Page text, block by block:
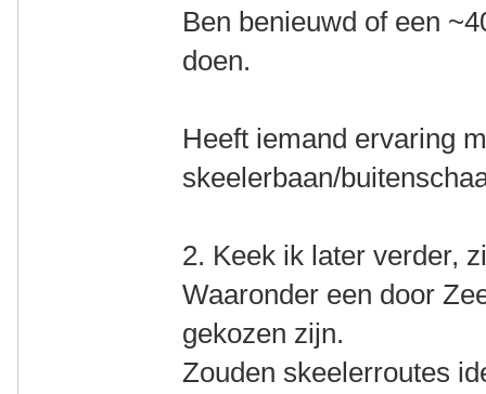
Ben benieuwd of een
doen.
Heeft iemand ervaring
skeelerbaan/
2. Keek ik later verder,
Waaronder een door
gekozen zijn.
Zouden skeelerroutes